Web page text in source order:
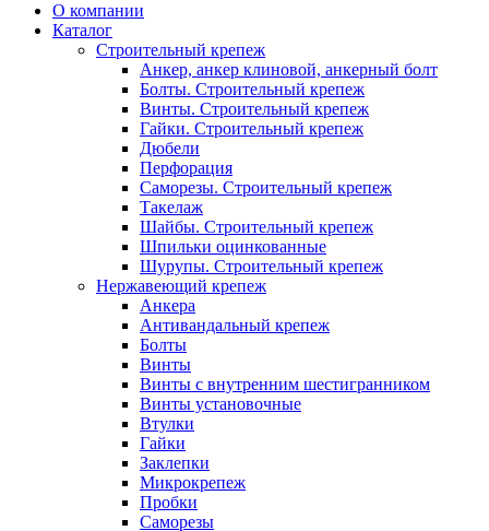
О компании
Каталог
Строительный крепеж
Анкер, анкер клиновой, анкерный болт
Болты. Строительный крепеж
Винты. Строительный крепеж
Гайки. Строительный крепеж
Дюбели
Перфорация
Саморезы. Строительный крепеж
Такелаж
Шайбы. Строительный крепеж
Шпильки оцинкованные
Шурупы. Строительный крепеж
Нержавеющий крепеж
Анкера
Антивандальный крепеж
Болты
Винты
Винты с внутренним шестигранником
Винты установочные
Втулки
Гайки
Заклепки
Микрокрепеж
Пробки
Саморезы